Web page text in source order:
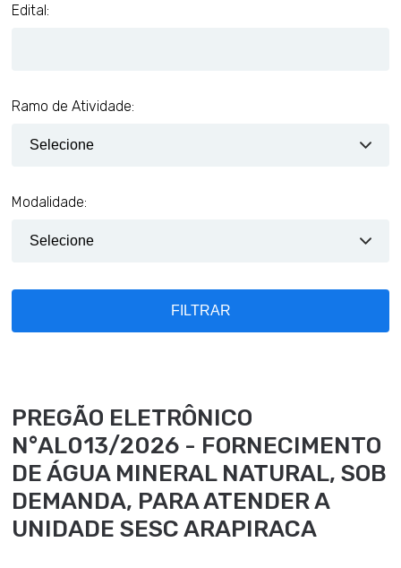
Edital:
Ramo de Atividade:
Modalidade:
FILTRAR
PREGÃO ELETRÔNICO
N°AL013/2026 - FORNECIMENTO
DE ÁGUA MINERAL NATURAL, SOB
DEMANDA, PARA ATENDER A
UNIDADE SESC ARAPIRACA